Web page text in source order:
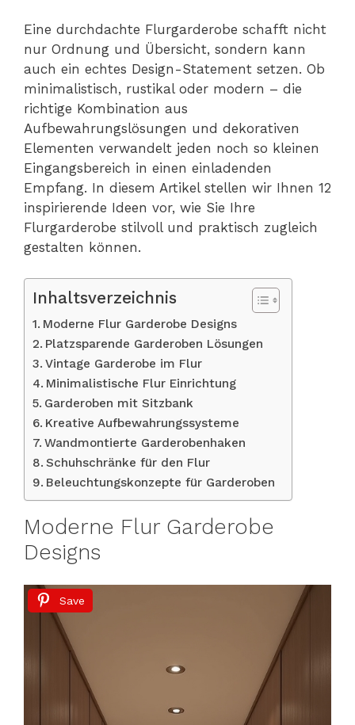
Eine durchdachte Flurgarderobe schafft nicht
nur Ordnung und Übersicht, sondern kann
auch ein echtes Design-Statement setzen. Ob
minimalistisch, rustikal oder modern – die
richtige Kombination aus
Aufbewahrungslösungen und dekorativen
Elementen verwandelt jeden noch so kleinen
Eingangsbereich in einen einladenden
Empfang. In diesem Artikel stellen wir Ihnen 12
inspirierende Ideen vor, wie Sie Ihre
Flurgarderobe stilvoll und praktisch zugleich
gestalten können.
Inhaltsverzeichnis
Moderne Flur Garderobe Designs
Platzsparende Garderoben Lösungen
Vintage Garderobe im Flur
Minimalistische Flur Einrichtung
Garderoben mit Sitzbank
Kreative Aufbewahrungssysteme
Wandmontierte Garderobenhaken
Schuhschränke für den Flur
Beleuchtungskonzepte für Garderoben
Moderne Flur Garderobe
Designs
Save